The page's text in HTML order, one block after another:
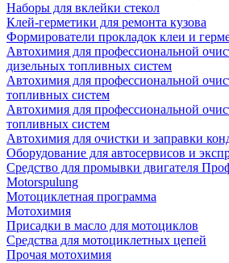
Наборы для вклейки стекол
Клей-герметики для ремонта кузова
Формирователи прокладок клеи и
Автохимия для профессиональной
дизельных топливных систем
Автохимия для профессиональной
топливных систем
Автохимия для профессиональной
топливных систем
Автохимия для очистки и заправки
Оборудование для автосервисов и
Средство для промывки двигателя
Motorspulung
Мотоциклетная программа
Мотохимия
Присадки в масло для мотоциклов
Средства для мотоциклетных цепей
Прочая мотохимия